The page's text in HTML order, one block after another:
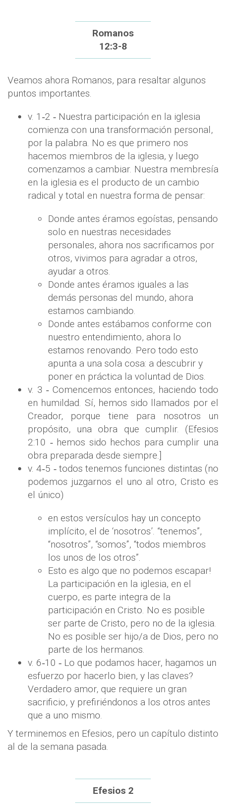
Romanos
12:3-8
Veamos ahora Romanos, para resaltar algunos
puntos importantes.
v. 1‐2 ‐ Nuestra participación en la iglesia
comienza con una transformación personal,
por la palabra. No es que primero nos
hacemos miembros de la iglesia, y luego
comenzamos a cambiar. Nuestra membresía
en la iglesia es el producto de un cambio
radical y total en nuestra forma de pensar:
Donde antes éramos egoístas, pensando
solo en nuestras necesidades
personales, ahora nos sacrificamos por
otros, vivimos para agradar a otros,
ayudar a otros.
Donde antes éramos iguales a las
demás personas del mundo, ahora
estamos cambiando.
Donde antes estábamos conforme con
nuestro entendimiento, ahora lo
estamos renovando. Pero todo esto
apunta a una sola cosa: a descubrir y
poner en práctica la voluntad de Dios.
v. 3 ‐ Comencemos entonces, haciendo todo
en humildad. Sí, hemos sido llamados por el
Creador, porque tiene para nosotros un
propósito, una obra que cumplir. (Efesios
2:10 ‐ hemos sido hechos para cumplir una
obra preparada desde siempre.]
v. 4‐5 ‐ todos tenemos funciones distintas (no
podemos juzgarnos el uno al otro, Cristo es
el único)
en estos versículos hay un concepto
implícito, el de ‘nosotros’. “tenemos”,
“nosotros”, “somos”, “todos miembros
los unos de los otros”.
Esto es algo que no podemos escapar!
La participación en la iglesia, en el
cuerpo, es parte integra de la
participación en Cristo. No es posible
ser parte de Cristo, pero no de la iglesia.
No es posible ser hijo/a de Dios, pero no
parte de los hermanos.
v. 6‐10 ‐ Lo que podamos hacer, hagamos un
esfuerzo por hacerlo bien, y las claves?
Verdadero amor, que requiere un gran
sacrificio, y prefiriéndonos a los otros antes
que a uno mismo.
Y terminemos en Efesios, pero un capítulo distinto
al de la semana pasada.
Efesios 2